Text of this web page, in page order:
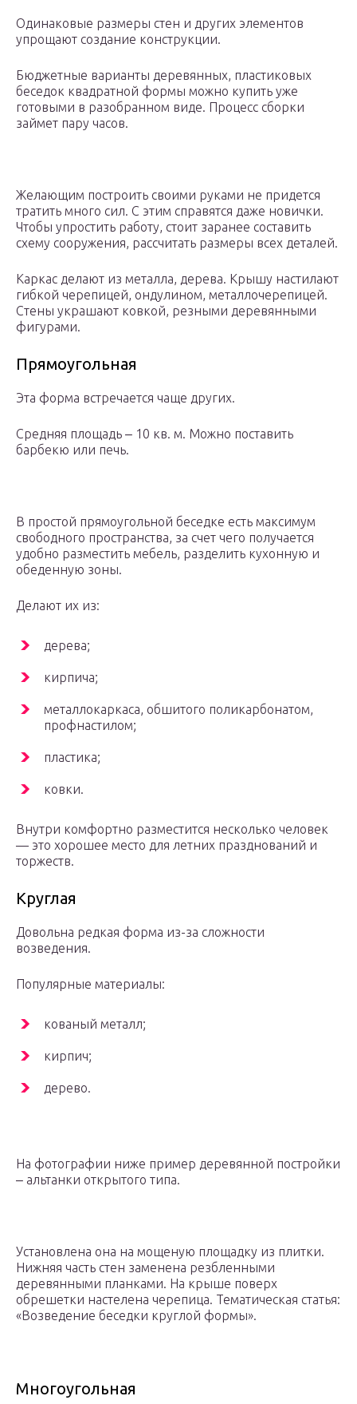
Одинаковые размеры стен и других элементов
упрощают создание конструкции.
Бюджетные варианты деревянных, пластиковых
беседок квадратной формы можно купить уже
готовыми в разобранном виде. Процесс сборки
займет пару часов.
Желающим построить своими руками не придется
тратить много сил. С этим справятся даже новички.
Чтобы упростить работу, стоит заранее составить
схему сооружения, рассчитать размеры всех деталей.
Каркас делают из металла, дерева. Крышу настилают
гибкой черепицей, ондулином, металлочерепицей.
Стены украшают ковкой, резными деревянными
фигурами.
Прямоугольная
Эта форма встречается чаще других.
Средняя площадь ‒ 10 кв. м. Можно поставить
барбекю или печь.
В простой прямоугольной беседке есть максимум
свободного пространства, за счет чего получается
удобно разместить мебель, разделить кухонную и
обеденную зоны.
Делают их из:
дерева;
кирпича;
металлокаркаса, обшитого поликарбонатом,
профнастилом;
пластика;
ковки.
Внутри комфортно разместится несколько человек
— это хорошее место для летних празднований и
торжеств.
Круглая
Довольна редкая форма из-за сложности
возведения.
Популярные материалы:
кованый металл;
кирпич;
дерево.
На фотографии ниже пример деревянной постройки
‒ альтанки открытого типа.
Установлена она на мощеную площадку из плитки.
Нижняя часть стен заменена резбленными
деревянными планками. На крыше поверх
обрешетки настелена черепица. Тематическая статья:
«Возведение беседки круглой формы».
Многоугольная